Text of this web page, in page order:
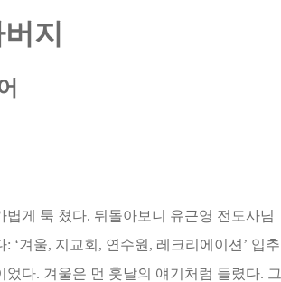
지
볍게 툭 쳤다. 뒤돌아보니 유근영 전도사님
‘겨울, 지교회, 연수원, 레크리에이션’ 입추
다. 겨울은 먼 훗날의 얘기처럼 들렸다. 그